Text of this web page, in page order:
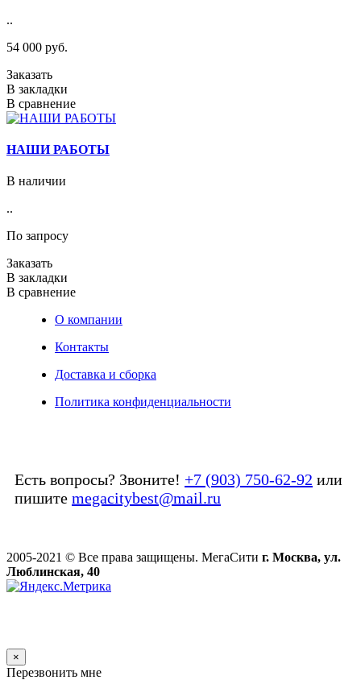
..
54 000 руб.
Заказать
В закладки
В сравнение
НАШИ РАБОТЫ
В наличии
..
По запросу
Заказать
В закладки
В сравнение
О компании
Контакты
Доставка и сборка
Политика конфиденциальности
Есть вопросы? Звоните! +7 (903) 750-62-92 или
пишите megacitybest@mail.ru
2005-2021 © Все права защищены. МегаСити г. Москва, ул.
Люблинская, 40
×
Перезвонить мне